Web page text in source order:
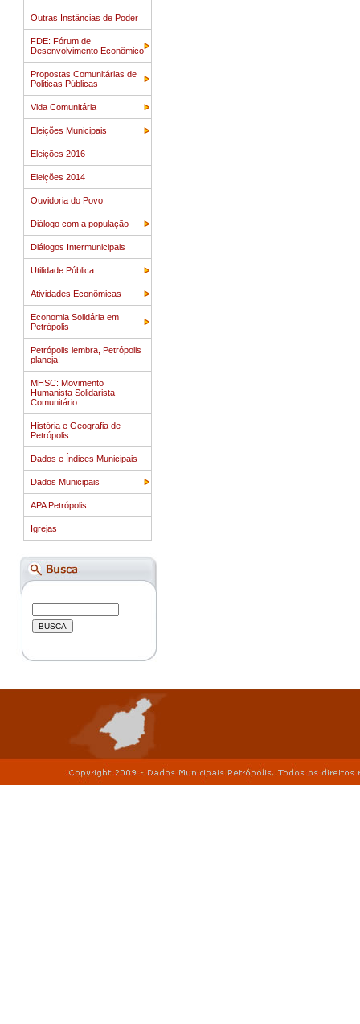
Outras Instâncias de Poder
FDE: Fórum de
Desenvolvimento Econômico
Propostas Comunitárias de
Politicas Públicas
Vida Comunitária
Eleições Municipais
Eleições 2016
Eleições 2014
Ouvidoria do Povo
Diálogo com a população
Diálogos Intermunicipais
Utilidade Pública
Atividades Econômicas
Economia Solidária em
Petrópolis
Petrópolis lembra, Petrópolis
planeja!
MHSC: Movimento
Humanista Solidarista
Comunitário
História e Geografia de
Petrópolis
Dados e Índices Municipais
Dados Municipais
APA Petrópolis
Igrejas